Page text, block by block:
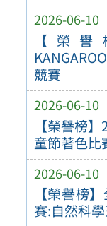
2026-06-10
【榮譽
競賽
2026-06-10
【榮譽榜
童節著色比
2026-06-10
【榮譽榜
賽:自然科